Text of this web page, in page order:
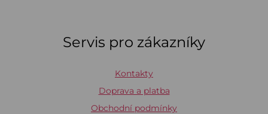
Servis pro zákazníky
Kontakty
Doprava a platba
Obchodní podmínky